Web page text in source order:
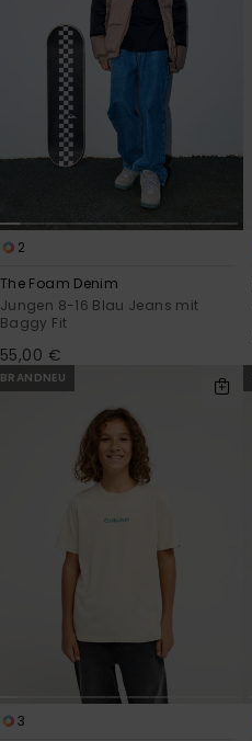
2
The Foam Denim
Jungen 8-16 Blau Jeans mit
Baggy Fit
55,00 €
BRANDNEU
3